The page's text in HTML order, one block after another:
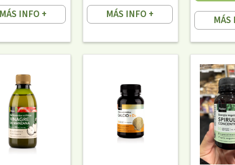
MÁS INFO + MÁS INFO + MÁS